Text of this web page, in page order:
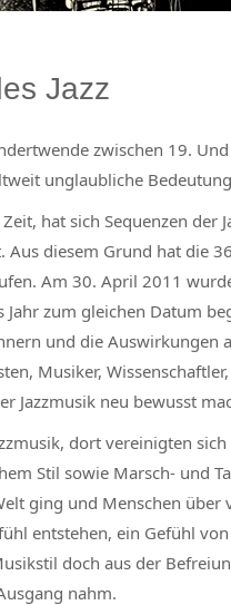
Jazz
zwischen 19.
unglaubliche
hat sich Sequenzen der
diesem Grund hat die
Am 30. April 2011
zum gleichen Datum
und die Auswirkungen
Musiker,
Jazzmusik neu bewusst
dort vereinigten
Stil sowie Marsch- und
ging und Menschen über
entstehen, ein Gefühl
doch aus der
nahm.